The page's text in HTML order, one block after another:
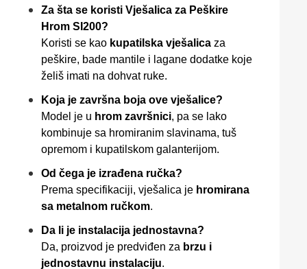
Za šta se koristi Vješalica za Peškire
Hrom SI200?
Koristi se kao kupatilska vješalica za
peškire, bade mantile i lagane dodatke koje
želiš imati na dohvat ruke.
Koja je završna boja ove vješalice?
Model je u hrom završnici, pa se lako
kombinuje sa hromiranim slavinama, tuš
opremom i kupatilskom galanterijom.
Od čega je izrađena ručka?
Prema specifikaciji, vješalica je hromirana
sa metalnom ručkom.
Da li je instalacija jednostavna?
Da, proizvod je predviđen za brzu i
jednostavnu instalaciju.